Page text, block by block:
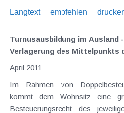
Langtext
empfehlen
Turnusausbildung im Ausland
Verlagerung des Mittelpunkts
April 2011
Im Rahmen von
kommt dem Wohnsitz eine große Bedeutung für das
Besteuerungsrecht des